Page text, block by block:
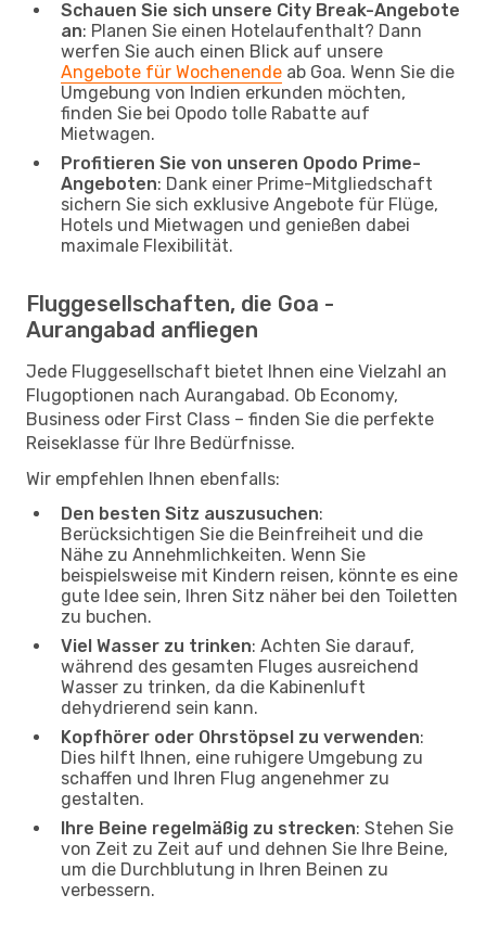
Schauen Sie sich unsere City Break-Angebote
an: Planen Sie einen Hotelaufenthalt? Dann
werfen Sie auch einen Blick auf unsere
Angebote für Wochenende ab Goa. Wenn Sie die
Umgebung von Indien erkunden möchten,
finden Sie bei Opodo tolle Rabatte auf
Mietwagen.
Profitieren Sie von unseren Opodo Prime-
Angeboten: Dank einer Prime-Mitgliedschaft
sichern Sie sich exklusive Angebote für Flüge,
Hotels und Mietwagen und genießen dabei
maximale Flexibilität.
Fluggesellschaften, die Goa -
Aurangabad anfliegen
Jede Fluggesellschaft bietet Ihnen eine Vielzahl an
Flugoptionen nach Aurangabad. Ob Economy,
Business oder First Class – finden Sie die perfekte
Reiseklasse für Ihre Bedürfnisse.
Wir empfehlen Ihnen ebenfalls:
Den besten Sitz auszusuchen:
Berücksichtigen Sie die Beinfreiheit und die
Nähe zu Annehmlichkeiten. Wenn Sie
beispielsweise mit Kindern reisen, könnte es eine
gute Idee sein, Ihren Sitz näher bei den Toiletten
zu buchen.
Viel Wasser zu trinken: Achten Sie darauf,
während des gesamten Fluges ausreichend
Wasser zu trinken, da die Kabinenluft
dehydrierend sein kann.
Kopfhörer oder Ohrstöpsel zu verwenden:
Dies hilft Ihnen, eine ruhigere Umgebung zu
schaffen und Ihren Flug angenehmer zu
gestalten.
Ihre Beine regelmäßig zu strecken: Stehen Sie
von Zeit zu Zeit auf und dehnen Sie Ihre Beine,
um die Durchblutung in Ihren Beinen zu
verbessern.